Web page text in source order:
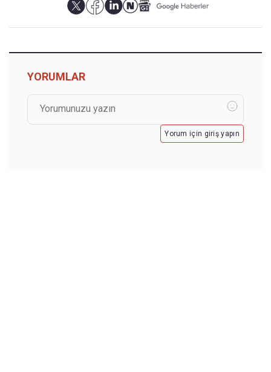
YORUMLAR
Yorum için giriş yapın